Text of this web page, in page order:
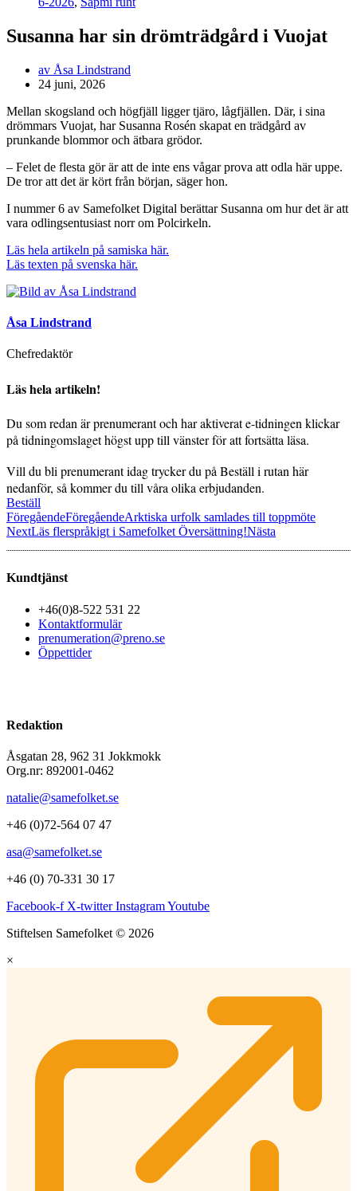
Susanna har sin drömträdgård i Vuojat
av Åsa Lindstrand
24 juni, 2026
Mellan skogsland och högfjäll ligger tjäro, lågfjällen. Där, i sina
drömmars Vuojat, har Susanna Rosén skapat en trädgård av
prunkande blommor och ätbara grödor.
– Felet de flesta gör är att de inte ens vågar prova att odla här uppe.
De tror att det är kört från början, säger hon.
I nummer 6 av Samefolket Digital berättar Susanna om hur det är att
vara odlingsentusiast norr om Polcirkeln.
Läs hela artikeln på samiska här.
Läs texten på svenska här.
Åsa Lindstrand
Chefredaktör
Läs hela artikeln!
Du som redan är prenumerant och har aktiverat e-tidningen klickar
på tidningomslaget högst upp till vänster för att fortsätta läsa.
Vill du bli prenumerant idag trycker du på Beställ i rutan här
nedanför, så kommer du till våra olika erbjudanden.
Beställ
FöregåendeFöregåendeArktiska urfolk samlades till toppmöte
NextLäs flerspråkigt i Samefolket Översättning!Nästa
Kundtjänst
+46(0)8-522 531 22
Kontaktformulär
prenumeration@preno.se
Öppettider
Redaktion
Åsgatan 28, 962 31 Jokkmokk
Org.nr: 892001-0462
natalie@samefolket.se
+46 (0)72-564 07 47
asa@samefolket.se
+46 (0) 70-331 30 17
Facebook-f X-twitter InstagramYoutube
Stiftelsen Samefolket © 2026
×